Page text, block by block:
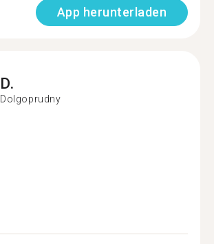
App herunterladen
D.
Dolgoprudny